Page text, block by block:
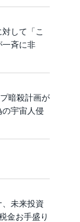
して「こ
一斉に非
暗殺計画が
の宇宙人侵
未来投資
金お手盛り